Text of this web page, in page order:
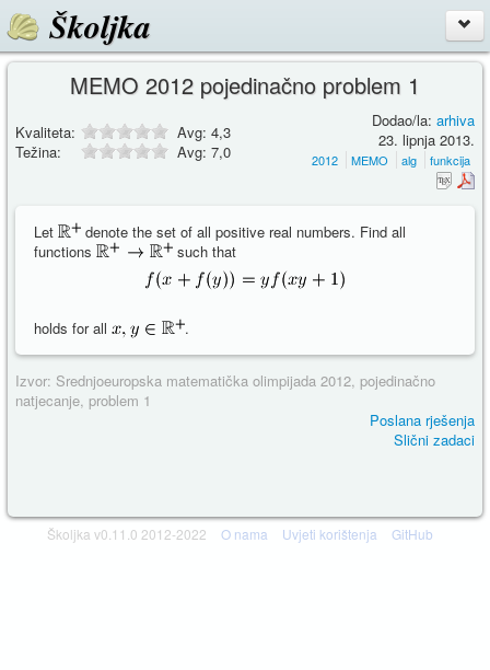
Školjka
MEMO 2012 pojedinačno problem 1
Kvaliteta: Avg: 4,3
Težina:
Avg: 7,0
Dodao/la: arhiva
23. lipnja 2013.
2012 MEMO alg funkcija
Let
denote the set of all positive real numbers. Find all
functions
such that
holds for all .
Izvor: Srednjoeuropska matematička olimpijada 2012, pojedinačno
natjecanje, problem 1
Poslana rješenja
Slični zadaci
Školjka v0.11.0 2012-2022 O nama Uvjeti korištenja GitHub